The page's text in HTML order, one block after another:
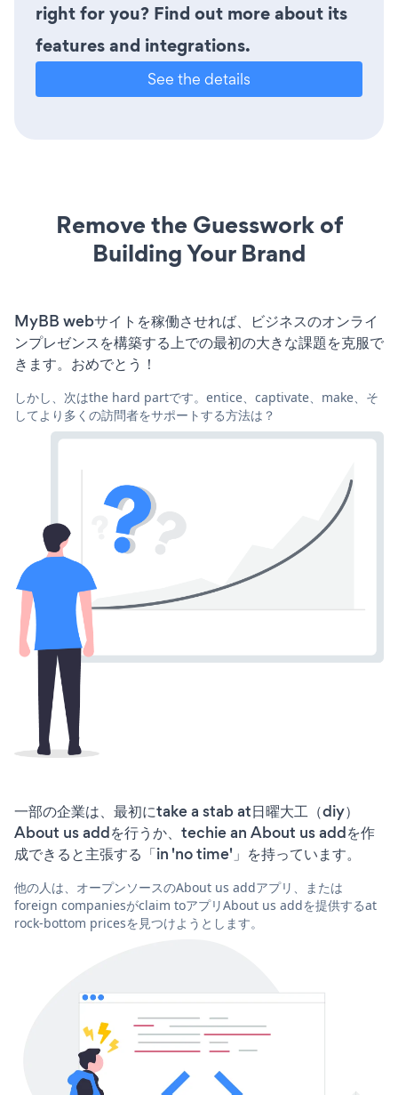
right for you? Find out more about its
features and integrations.
See the details
Remove the Guesswork of
Building Your Brand
MyBB webサイトを稼働させれば、ビジネスのオンライ
ンプレゼンスを構築する上での最初の大きな課題を克服で
きます。おめでとう！
しかし、次はthe hard partです。entice、captivate、make、そ
してより多くの訪問者をサポートする方法は？
一部の企業は、最初にtake a stab at日曜大工（diy）
About us addを行うか、techie an About us addを作
成できると主張する「in 'no time'」を持っています。
他の人は、オープンソースのAbout us addアプリ、または
foreign companiesがclaim toアプリAbout us addを提供するat
rock-bottom pricesを見つけようとします。